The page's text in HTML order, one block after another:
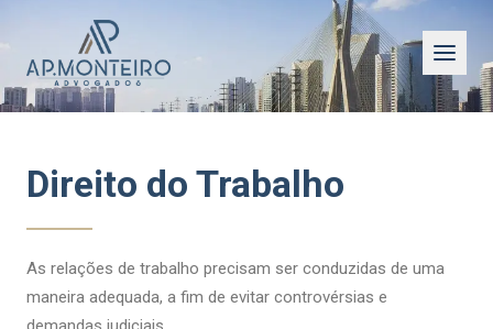
Direito do Trabalho
As relações de trabalho precisam ser conduzidas de uma
maneira adequada, a fim de evitar controvérsias e